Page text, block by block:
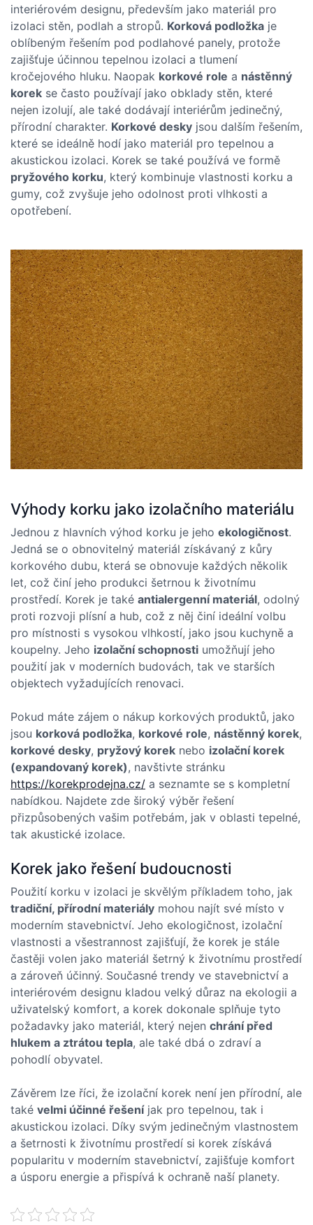
interiérovém designu, především jako materiál pro
izolaci stěn, podlah a stropů. Korková podložka je
oblíbeným řešením pod podlahové panely, protože
zajišťuje účinnou tepelnou izolaci a tlumení
kročejového hluku. Naopak korkové role a nástěnný
korek se často používají jako obklady stěn, které
nejen izolují, ale také dodávají interiérům jedinečný,
přírodní charakter. Korkové desky jsou dalším řešením,
které se ideálně hodí jako materiál pro tepelnou a
akustickou izolaci. Korek se také používá ve formě
pryžového korku, který kombinuje vlastnosti korku a
gumy, což zvyšuje jeho odolnost proti vlhkosti a
opotřebení.
Výhody korku jako izolačního materiálu
Jednou z hlavních výhod korku je jeho ekologičnost.
Jedná se o obnovitelný materiál získávaný z kůry
korkového dubu, která se obnovuje každých několik
let, což činí jeho produkci šetrnou k životnímu
prostředí. Korek je také antialergenní materiál, odolný
proti rozvoji plísní a hub, což z něj činí ideální volbu
pro místnosti s vysokou vlhkostí, jako jsou kuchyně a
koupelny. Jeho izolační schopnosti umožňují jeho
použití jak v moderních budovách, tak ve starších
objektech vyžadujících renovaci.
Pokud máte zájem o nákup korkových produktů, jako
jsou korková podložka, korkové role, nástěnný korek,
korkové desky, pryžový korek nebo izolační korek
(expandovaný korek), navštivte stránku
https://korekprodejna.cz/ a seznamte se s kompletní
nabídkou. Najdete zde široký výběr řešení
přizpůsobených vašim potřebám, jak v oblasti tepelné,
tak akustické izolace.
Korek jako řešení budoucnosti
Použití korku v izolaci je skvělým příkladem toho, jak
tradiční, přírodní materiály mohou najít své místo v
moderním stavebnictví. Jeho ekologičnost, izolační
vlastnosti a všestrannost zajišťují, že korek je stále
častěji volen jako materiál šetrný k životnímu prostředí
a zároveň účinný. Současné trendy ve stavebnictví a
interiérovém designu kladou velký důraz na ekologii a
uživatelský komfort, a korek dokonale splňuje tyto
požadavky jako materiál, který nejen chrání před
hlukem a ztrátou tepla, ale také dbá o zdraví a
pohodlí obyvatel.
Závěrem lze říci, že izolační korek není jen přírodní, ale
také velmi účinné řešeníjak pro tepelnou, tak i
akustickou izolaci. Díky svým jedinečným vlastnostem
a šetrnosti k životnímu prostředí si korek získává
popularitu v moderním stavebnictví, zajišťuje komfort
a úsporu energie a přispívá k ochraně naší planety.